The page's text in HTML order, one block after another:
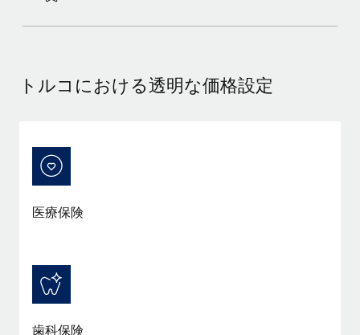
業務に最適な人材を採用し、管理し、給与を支給できるようにす
給与詐欺：種類、事例、ビジネスを守る方法
給与, 賃金は詐欺の特に魅力的な標的です。多額の資金がシステ
ム間で頻繁に移動しているためです。このため、自社のビジネス
を保護することは極めて重要です。...
トルコにおける透明な価格設定
医療保険
歯科保険